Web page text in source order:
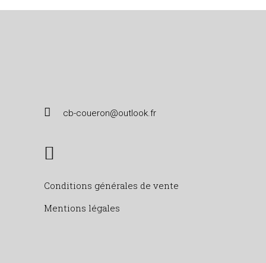
cb-coueron@outlook.fr
Conditions générales de vente
Mentions légales